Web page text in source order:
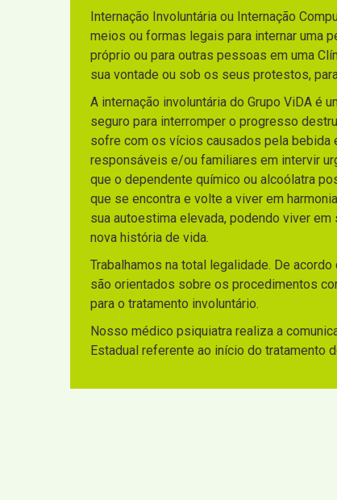
Internação Involuntária ou Internação
meios ou formas legais para internar uma
próprio ou para outras pessoas em uma
sua vontade ou sob os seus protestos,
A internação involuntária do Grupo ViDA é
seguro para interromper o progresso
sofre com os vícios causados pela bebida
responsáveis e/ou familiares em intervir
que o dependente químico ou alcoólatra
que se encontra e volte a viver em
sua autoestima elevada, podendo viver
nova história de vida.
Trabalhamos na total legalidade. De
são orientados sobre os procedimentos
para o tratamento involuntário.
Nosso médico psiquiatra realiza a
Estadual referente ao início do tratamento